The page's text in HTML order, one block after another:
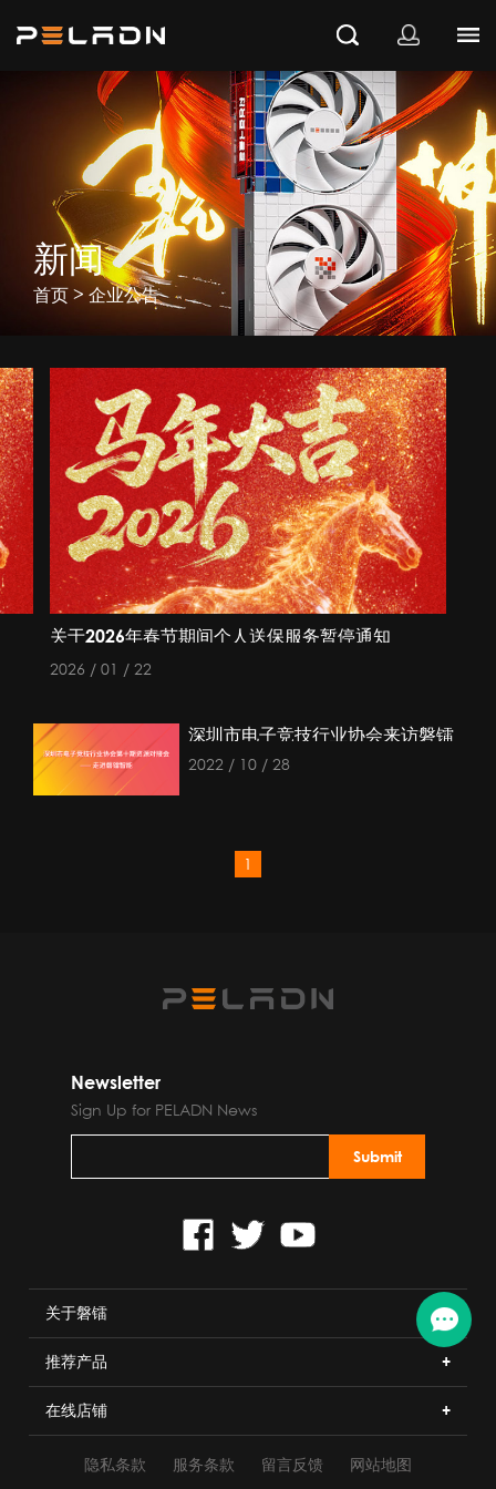
新闻
首页 > 企业公告
关于2026年春节期间个人送保服务暂停通知
2026 / 01 / 22
深圳市电子竞技行业协会来访磐镭
2022 / 10 / 28
1
关于磐镭
推荐产品
在线店铺
Newsletter
Sign Up for PELADN News
隐私条款 服务条款 留言反馈 网站地图